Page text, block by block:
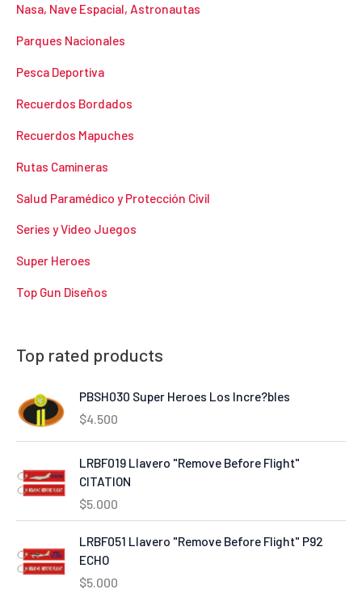
Nasa, Nave Espacial, Astronautas
Parques Nacionales
Pesca Deportiva
Recuerdos Bordados
Recuerdos Mapuches
Rutas Camineras
Salud Paramédico y Protección Civil
Series y Video Juegos
Super Heroes
Top Gun Diseños
Top rated products
PBSH030 Super Heroes Los Incre?bles
$4.500
LRBF019 Llavero "Remove Before Flight"
CITATION
$5.000
LRBF051 Llavero "Remove Before Flight" P92
ECHO
$5.000